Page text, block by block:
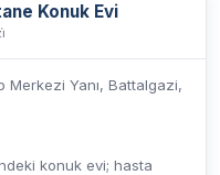
Konuk Evi
Merkezi Yanı, Battalgazi,
konuk evi; hasta